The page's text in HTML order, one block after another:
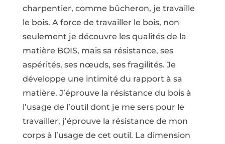
charpentier, comme bûcheron, je travaille
le bois. A force de travailler le bois, non
seulement je découvre les qualités de la
matière BOIS, mais sa résistance, ses
aspérités, ses nœuds, ses fragilités. Je
développe une intimité du rapport à sa
matière. J’éprouve la résistance du bois à
l’usage de l’outil dont je me sers pour le
travailler, j’éprouve la résistance de mon
corps à l’usage de cet outil. La dimension